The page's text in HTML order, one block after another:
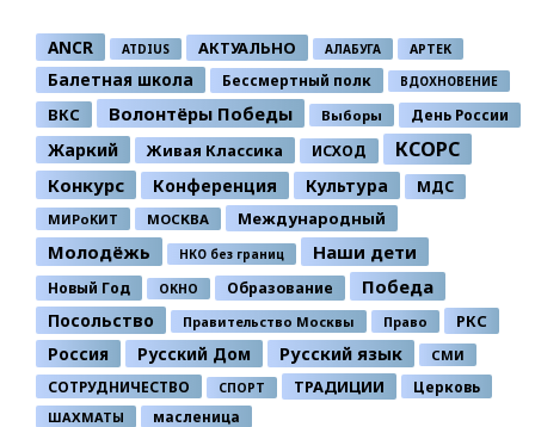
ANCR ATDIUS АКТУАЛЬНО АЛАБУГА АРТЕК
Балетная школа Бессмертный полк ВДОХНОВЕНИЕ
ВКС Волонтёры Победы Выборы День России
Жаркий Живая Классика ИСХОД КСОРС
Конкурс Конференция Культура МДС
МИРоКИТ МОСКВА Международный
Молодёжь НКО без границ Наши дети
Новый Год ОКНО Образование Победа
Посольство Правительство Москвы Право РКС
Россия Русский Дом Русский язык СМИ
СОТРУДНИЧЕСТВО СПОРТ ТРАДИЦИИ Церковь
ШАХМАТЫ масленица